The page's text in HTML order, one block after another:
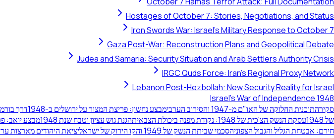
Hostages of October 7: Stories, Negotiations, and Status
Iron Swords War: Israel's Military Response to October 7
Gaza Post-War: Reconstruction Plans and Geopolitical Debate
Judea and Samaria: Security Situation and Arab Settlers Authority Crisis
IRGC Quds Force: Iran's Regional Proxy Network
Lebanon Post-Hezbollah: New Security Reality for Israel
Israel's War of Independence 1948
סקירהתוכנית החלוקה של האו"ם מ-1947 והסירוב הערבי מבצע נחשון: פריצת המצור על ירושלים ב-1948 דרך
של 1948
עסקת הנשק הצ'כית של 1948: נקודת מפנה ביכולת הצבאית הגנת גוש עציון וטבח שנת 1948 מבצע יואב:
חירם: אבטחת הגליל והגבול הצפוניהסכמי שביתת הנשק של 1949 והקו הירוק של ישראל יציאת היהודים מארצות